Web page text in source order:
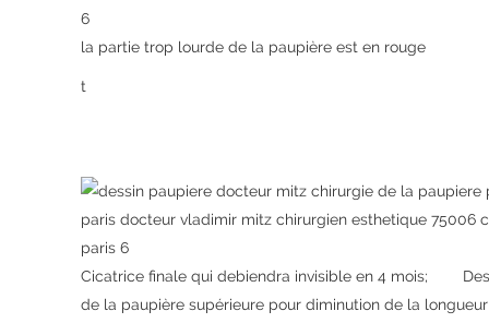
la partie trop lourde de la paupière est en rouge
t
Cicatrice finale qui debiendra invisible en 4 mois;
de la paupière supérieure pour diminution de la